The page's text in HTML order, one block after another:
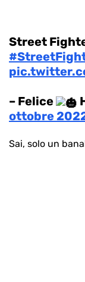
Street
– Felice
ottobre
Sai, solo un